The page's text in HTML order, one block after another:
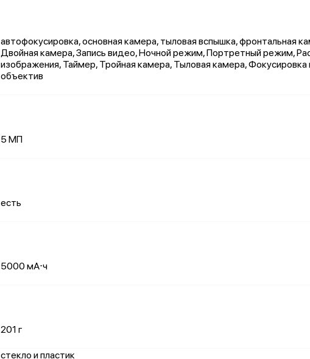
автофокусировка, основная камера, тыловая вспышка, фронтальная
Двойная камера, Запись видео, Ночной режим, Портретный режим,
изображения, Таймер, Тройная камера, Тыловая камера,
объектив
5 МП
есть
5000 мА⋅ч
201 г
стекло и пластик